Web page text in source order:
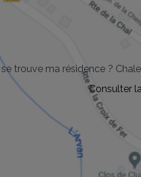
trouve ma résidence ?
Consulter